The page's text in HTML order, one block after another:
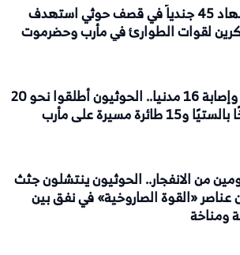
استشهاد 45 جندياً في قصف حوثي استهدف
لقوات الطوارئ في مأرب وحضرموت
مقتل وإصابة 16 مدنيا.. الحوثيون أطلقوا نحو 20
طائرة مسيرة على مأرب
من الانفجار.. الحوثيون ينتشلون جثث
من عناصر «القوة الصاروخية» في نفق بين
ومناخة